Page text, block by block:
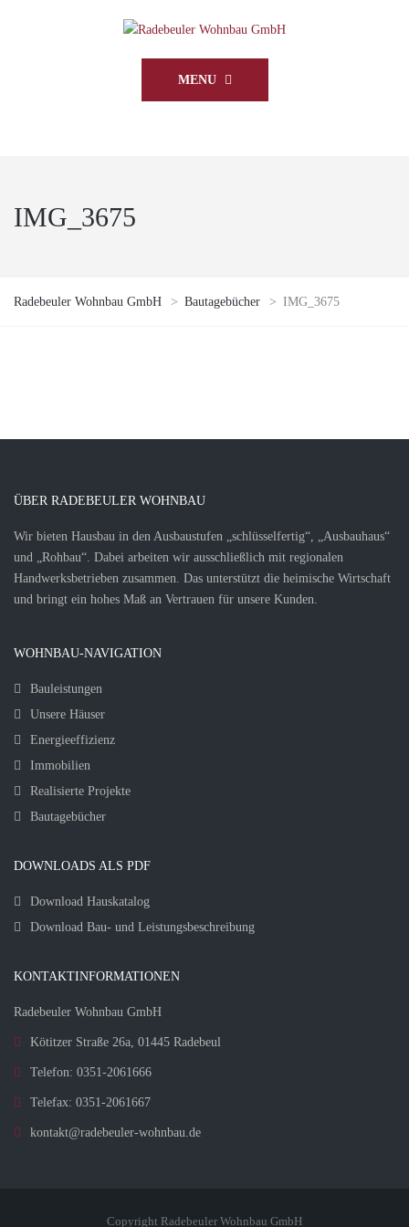
MENU
IMG_3675
Radebeuler Wohnbau GmbH > Bautagebücher > IMG_3675
ÜBER RADEBEULER WOHNBAU
Wir bieten Hausbau in den Ausbaustufen „schlüsselfertig“, „Ausbauhaus“
und „Rohbau“. Dabei arbeiten wir ausschließlich mit regionalen
Handwerksbetrieben zusammen. Das unterstützt die heimische Wirtschaft
und bringt ein hohes Maß an Vertrauen für unsere Kunden.
WOHNBAU-NAVIGATION
Bauleistungen
Unsere Häuser
Energieeffizienz
Immobilien
Realisierte Projekte
Bautagebücher
DOWNLOADS ALS PDF
Download Hauskatalog
Download Bau- und Leistungsbeschreibung
KONTAKTINFORMATIONEN
Radebeuler Wohnbau GmbH
Kötitzer Straße 26a, 01445 Radebeul
Telefon: 0351-2061666
Telefax: 0351-2061667
kontakt@radebeuler-wohnbau.de
Copyright Radebeuler Wohnbau GmbH